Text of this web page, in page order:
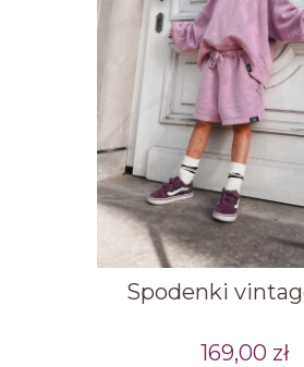
Spodenki
169,00 zł